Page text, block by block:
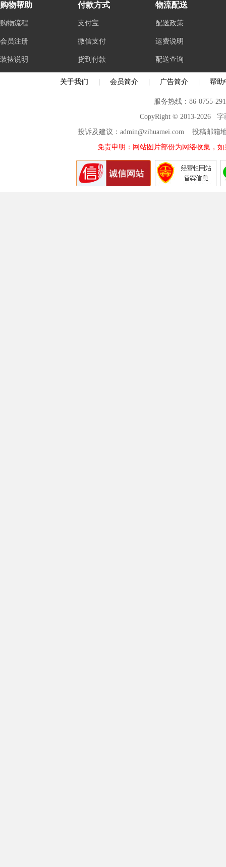
购物帮助
购物流程
会员注册
装裱说明
付款方式
支付宝
微信支付
货到付款
物流配送
配送政策
运费说明
配送查询
关于我们 会员简介 广告简介 帮助
服务热线：86-0755-
CopyRight © 2013-2026 字
投诉及建议：admin@zihuamei.com 投稿邮
免责申明：网站图片部份为网络收集，